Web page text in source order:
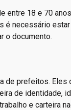
entre 18 e 70
é necessário
o documento.
de prefeitos. Eles
de identidade,
e carteira